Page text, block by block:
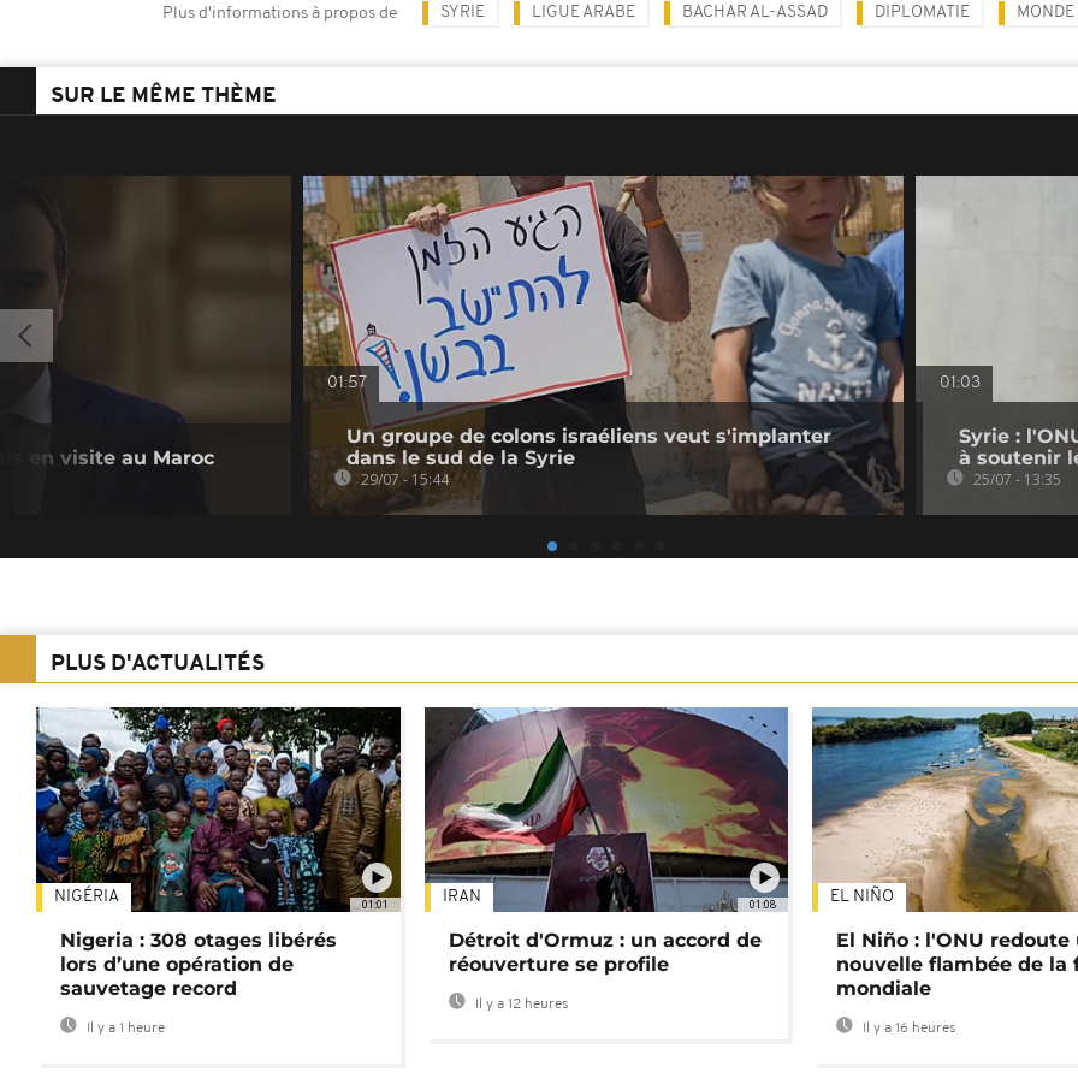
Plus d'informations à propos de SYRIE LIGUE ARABE BACHAR AL-ASSAD DIPLOMATIE MONDE
SUR LE MÊME THÈME
en visite au Maroc
01:57
Un groupe de colons israéliens veut s'implanter
dans le sud de la Syrie
29/07 - 15:44
01:03
Syrie :
à soutenir
25/07 - 13:35
PLUS D'ACTUALITÉS
01:01
NIGÉRIA
Nigeria : 308 otages libérés
lors d’une opération de
sauvetage record
Il y a 1 heure
01:08
IRAN
Détroit d'Ormuz : un accord de
réouverture se profile
Il y a 12 heures
EL NIÑO
El Niño : l'ONU redoute
nouvelle flambée de la
mondiale
Il y a 16 heures